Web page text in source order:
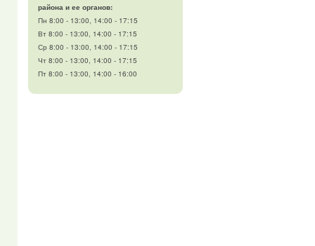
района и ее органов:
Пн 8:00 - 13:00, 14:00 - 17:15
Вт 8:00 - 13:00, 14:00 - 17:15
Ср 8:00 - 13:00, 14:00 - 17:15
Чт 8:00 - 13:00, 14:00 - 17:15
Пт 8:00 - 13:00, 14:00 - 16:00